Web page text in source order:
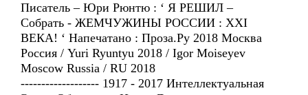
Писатель – Юри Рюнтю : ‘ Я РЕШИЛ –
Собрать - ЖЕМЧУЖИНЫ РОССИИ : XXI
ВЕКА! ‘ Напечатано : Проза.Ру 2018 Москва
Россия / Yuri Ryuntyu 2018 / Igor Moiseyev
Moscow Russia / RU 2018
------------------- 1917 - 2017 Интеллектуальная